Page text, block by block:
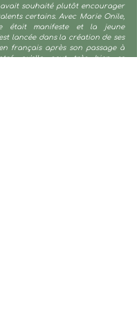
souhaité plutôt encourager
certains. Avec Marie Onile,
était manifeste et la jeune
lancée dans la création de ses
français après son passage à
qu'elle peut très bien se